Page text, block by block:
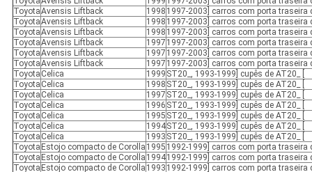
ToyotaAvensis Liftback 1998 1997-2003] carros com porta traseira
ToyotaAvensis Liftback 1998 1997-2003] carros com porta traseira
ToyotaAvensis Liftback 1998 1997-2003] carros com porta traseira
ToyotaAvensis Liftback 1997 1997-2003] carros com porta traseira
ToyotaAvensis Liftback 1997 1997-2003] carros com porta traseira
ToyotaAvensis Liftback 1997 1997-2003] carros com porta traseira
Toyota Celica 1999 ST20_, 1993-1999] cupês de AT20_ [
Toyota Celica 1998 ST20_, 1993-1999] cupês de AT20_ [
Toyota Celica 1997 ST20_, 1993-1999] cupês de AT20_ [
Toyota Celica 1996 ST20_, 1993-1999] cupês de AT20_ [
Toyota Celica 1995 ST20_, 1993-1999] cupês de AT20_ [
Toyota Celica 1994ST20_, 1993-1999] cupês de AT20_ [
Toyota Celica 1993 ST20_, 1993-1999] cupês de AT20_ [
Toyota Estojo compacto de Corolla 1995 1992-1999] carros com porta traseira
Toyota Estojo compacto de Corolla 19941992-1999] carros com porta traseira
Toyota Estojo compacto de Corolla 1993 1992-1999] carros com porta traseira